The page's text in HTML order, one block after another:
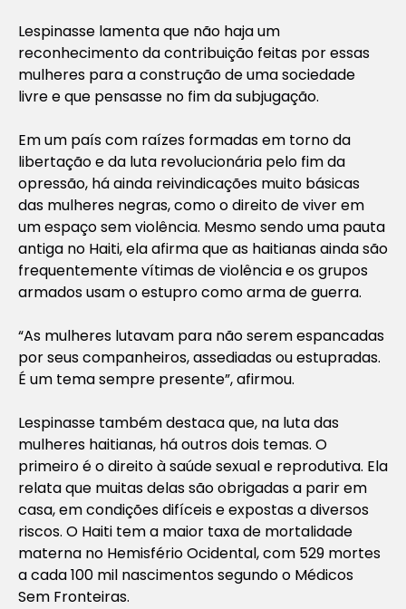
Lespinasse lamenta que não haja um
reconhecimento da contribuição feitas por essas
mulheres para a construção de uma sociedade
livre e que pensasse no fim da subjugação.
Em um país com raízes formadas em torno da
libertação e da luta revolucionária pelo fim da
opressão, há ainda reivindicações muito básicas
das mulheres negras, como o direito de viver em
um espaço sem violência. Mesmo sendo uma pauta
antiga no Haiti, ela afirma que as haitianas ainda são
frequentemente vítimas de violência e os grupos
armados usam o estupro como arma de guerra.
“As mulheres lutavam para não serem espancadas
por seus companheiros, assediadas ou estupradas.
É um tema sempre presente”, afirmou.
Lespinasse também destaca que, na luta das
mulheres haitianas, há outros dois temas. O
primeiro é o direito à saúde sexual e reprodutiva. Ela
relata que muitas delas são obrigadas a parir em
casa, em condições difíceis e expostas a diversos
riscos. O Haiti tem a maior taxa de mortalidade
materna no Hemisfério Ocidental, com 529 mortes
a cada 100 mil nascimentos segundo o Médicos
Sem Fronteiras.